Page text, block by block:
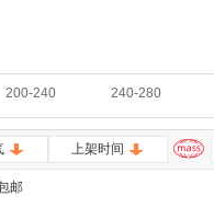
200-240 240-280
上架时间
邮